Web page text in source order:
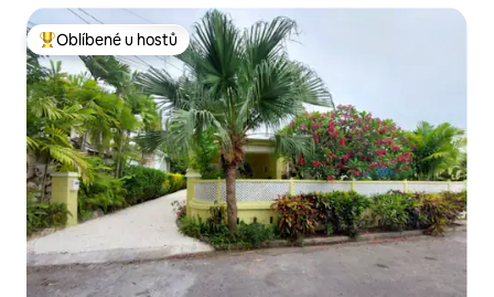
Nejlepší v kategorii Oblíbené u hostů
Oblíbené u hostů